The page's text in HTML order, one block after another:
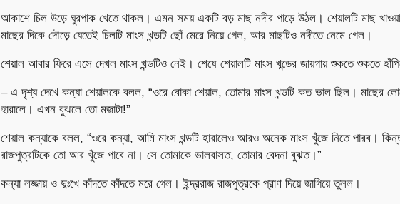
আকাশে চিল উড়ে ঘুরপাক খেতে থাকল। এমন সময় একটি বড় মাছ নদীর পাড়ে উঠল। শেয়ালটি মাছ
মাছের দিকে দৌড়ে যেতেই চিলটি মাংস খন্ডটি ছোঁ মেরে নিয়ে গেল, আর মাছটিও নদীতে নেমে গেল।
শেয়াল আবার ফিরে এসে দেখল মাংস খন্ডটিও নেই। শেষে শেয়ালটি মাংস খন্ডের জায়গায় শুকতে শুকতে
– এ দৃশ্য দেখে কন্যা শেয়ালকে বলল, “ওরে বোকা শেয়াল, তোমার মাংস খন্ডটি কত ভাল ছিল। মাছের
হারালে। এখন বুঝলে তো মজাটা!”
শেয়াল কন্যাকে বলল, “ওরে কন্যা, আমি মাংস খন্ডটি হারালেও আরও অনেক মাংস খুঁজে নিতে পারব।
রাজপুত্রটিকে তো আর খুঁজে পাবে না। সে তোমাকে ভালবাসত, তোমার বেদনা বুঝত।”
কন্যা লজ্জায় ও দুঃখে কাঁদতে কাঁদতে মরে গেল। ইন্দ্ররাজ রাজপুত্রকে প্রাণ দিয়ে জাগিয়ে তুলল।